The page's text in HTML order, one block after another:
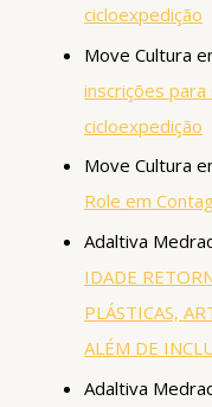
cicloexpedição
Move Cultura
inscrições
cicloexpedição
Move Cultura
Role em
Adaltiva
IDADE
PLÁSTICAS,
ALÉM DE
Adaltiva